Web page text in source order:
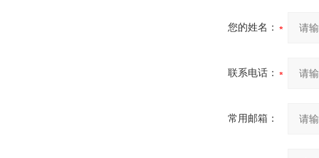
您的姓名：
联系电话：
常用邮箱：